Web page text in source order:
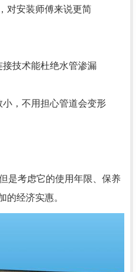
对安装师傅来说更简
技术能杜绝水管渗漏
，不用担心管道会变形
是考虑它的使用年限、保养
的经济实惠。